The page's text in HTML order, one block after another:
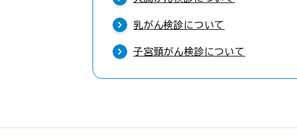
乳がん検診について
子宮頸がん検診について